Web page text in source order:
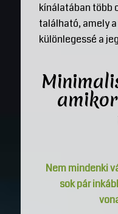
kínálatában több
található, amely
különlegessé a
Nem mindenki
sok pár